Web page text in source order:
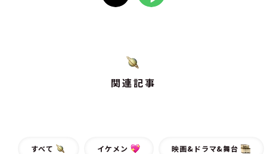
関連記事
すべて イケメン 映画&ドラマ&舞台